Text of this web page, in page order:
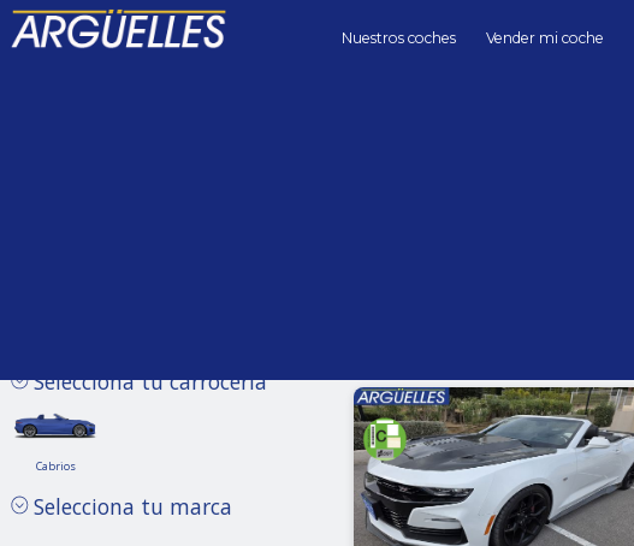
Nuestros coches Vender mi coche
Selecciona tu carrocería
CabriosCabrios
Selecciona tu marca